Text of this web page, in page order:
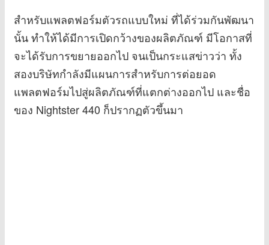
สำหรับแพลตฟอร์มตัวรถแบบใหม่ ที่ได้ร่วมกันพัฒนา
นั้น ทำให้ได้มีการเปิดกว้างของผลิตภัณฑ์ มีโอกาสที่
จะได้รับการขยายออกไป จนเป็นกระแสข่าวว่า ทั้ง
สองบริษัทกำลังมีแผนการสำหรับการต่อยอด
แพลตฟอร์มไปสู่ผลิตภัณฑ์ที่แตกต่างออกไป และชื่อ
ของ Nightster 440 ก็ปรากฏตัวขึ้นมา